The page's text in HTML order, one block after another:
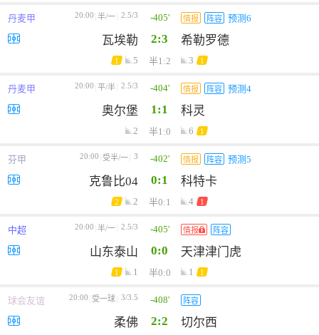
丹麦甲 20:00 半/一 2.5/3 -405' 情报 阵容 预测6
瓦埃勒 2:3 希勒罗德
1 5 半1:2 3 1
丹麦甲 20:00 平/半 2.5/3 -404' 情报 阵容 预测4
奥尔堡 1:1 科灵
2 半1:0 6 1
芬甲 20:00 受半/一 3 -402' 情报 阵容 预测5
克鲁比04 0:1 科特卡
2 2 半0:1 4 1
中超 20:00 半/一 2.5/3 -405' 情报 阵容
山东泰山 0:0 天津津门虎
1 1 半0:0 1 1
球会友谊 20:00 受一球 3/3.5 -408' 阵容
柔佛 2:2 切尔西